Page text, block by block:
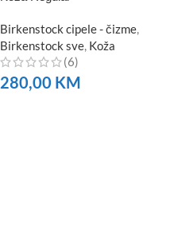
Birkenstock cipele - čizme,
Birkenstock sve, Koža
(6)
280,00 KM